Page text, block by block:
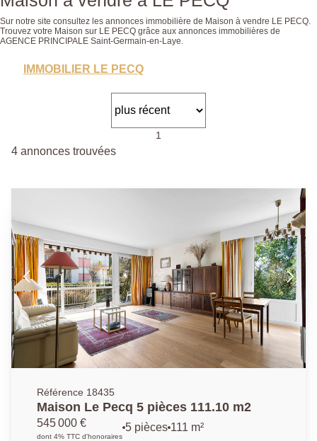
Sur notre site consultez les annonces immobilière de Maison à vendre LE PECQ.
Trouvez votre Maison sur LE PECQ grâce aux annonces immobilières de
AGENCE PRINCIPALE Saint-Germain-en-Laye.
IMMOBILIER LE PECQ
1
4 annonces trouvées
Référence 18435
Maison Le Pecq 5 pièces 111.10 m2
545 000 €
dont 4% TTC d'honoraires
5 pièces 111 m²